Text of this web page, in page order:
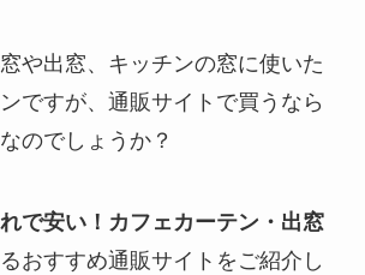
や出窓、キッチンの窓に使いた
ですが、通販サイトで買うなら
のでしょうか？
で安い！カフェカーテン・出窓
おすすめ通販サイトをご紹介し